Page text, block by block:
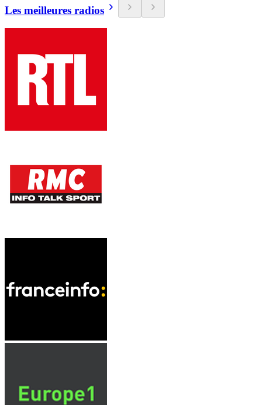
Les meilleures radios